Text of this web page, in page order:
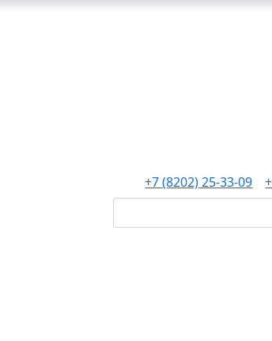
+7 (8202) 25-33-09